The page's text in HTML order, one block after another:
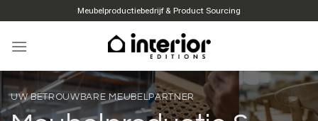
inhoud
Meubelproductiebedrijf & Product Sourcing
EUROPESE KWALITEIT